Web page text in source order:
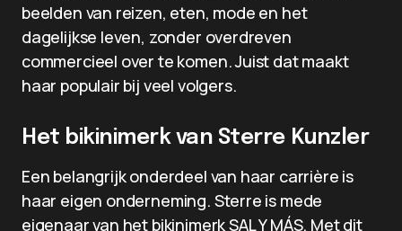
beelden van reizen, eten, mode en het
dagelijkse leven, zonder overdreven
commercieel over te komen. Juist dat maakt
haar populair bij veel volgers.
Het bikinimerk van Sterre Kunzler
Een belangrijk onderdeel van haar carrière is
haar eigen onderneming. Sterre is mede
eigenaar van het bikinimerk SAL Y MÁS. Met dit